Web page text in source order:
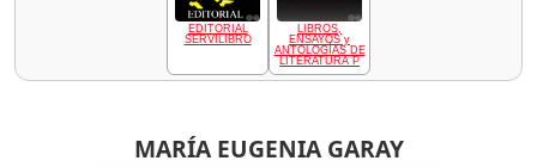
MARÍA EUGENIA GARAY
EDITORIAL
SERVILIBRO
LIBROS,
ENSAYOS y
ANTOLOGÍAS DE
LITERATURA P